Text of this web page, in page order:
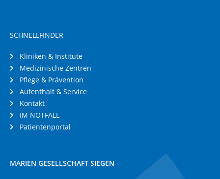
SCHNELLFINDER
Kliniken & Institute
Medizinische Zentren
Pflege & Prävention
Aufenthalt & Service
Kontakt
IM NOTFALL
Patientenportal
MARIEN GESELLSCHAFT SIEGEN